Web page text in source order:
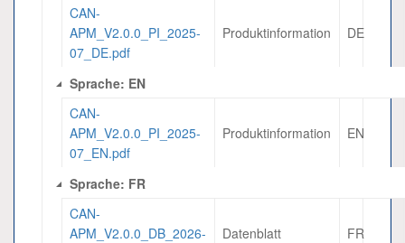
CAN-
APM_V2.0.0_PI_2025-
07_DE.pdf
Produktinformation DE
Sprache: EN
CAN-
APM_V2.0.0_PI_2025-
07_EN.pdf
Produktinformation EN
Sprache: FR
CAN-
APM_V2.0.0_DB_2026-
Datenblatt FR